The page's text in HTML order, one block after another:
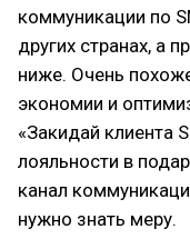
коммуникации по
других странах, а
ниже. Очень
экономии и
«Закидай клиента
лояльности в
канал
нужно знать меру.